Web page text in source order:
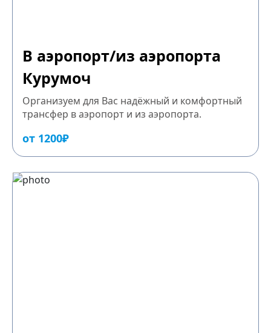
В аэропорт/из аэропорта
Курумоч
Организуем для Вас надёжный и комфортный
трансфер в аэропорт и из аэропорта.
от 1200₽